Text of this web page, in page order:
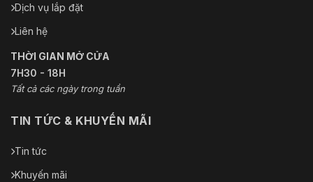
điện năng
điện
Sự chấp
thuận
Dịch vụ lắp đặt
Liên hệ
THỜI GIAN MỞ CỬA
7H30 - 18H
Tất cả các ngày trong tuần
TIN TỨC & KHUYẾN MÃI
Tin tức
Khuyến mãi